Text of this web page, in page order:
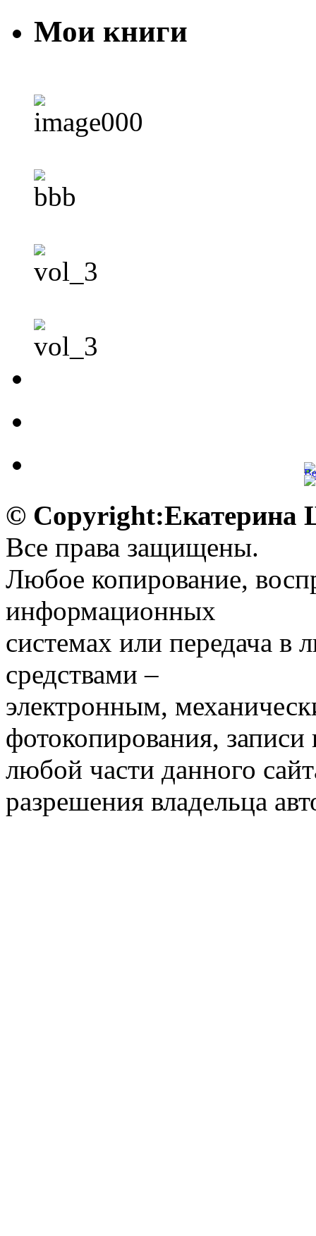
Мои книги
© Copyright:Екатерина
Все права защищены.
Любое копирование,
информационных
системах или передача
средствами –
электронным,
фотокопирования,
любой части данного
разрешения владельца